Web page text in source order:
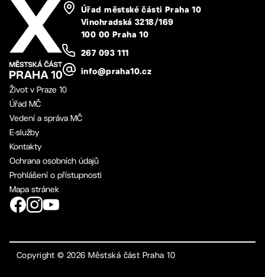
Úřad městské části Praha 10
Vinohradská 3218/169
100 00 Praha 10
267 093 111
info@praha10.cz
Život v Praze 10
Úřad MČ
Vedení a správa MČ
E-služby
Kontakty
Ochrana osobních údajů
Prohlášení o přístupnosti
Mapa stránek
Copyright ©2026 Městská část Praha 10